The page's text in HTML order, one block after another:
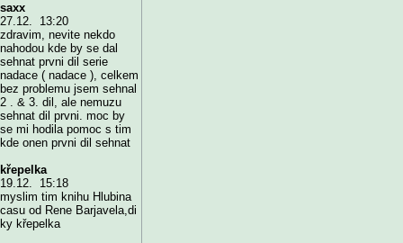
saxx
27.12. 13:20
zdravim, nevite nekdo
nahodou kde by se dal
sehnat prvni dil serie
nadace ( nadace ), celkem
bez problemu jsem sehnal
2 . & 3. dil, ale nemuzu
sehnat dil prvni. moc by
se mi hodila pomoc s tim
kde onen prvni dil sehnat
křepelka
19.12. 15:18
myslim tim knihu Hlubina
casu od Rene Barjavela,di
ky křepelka